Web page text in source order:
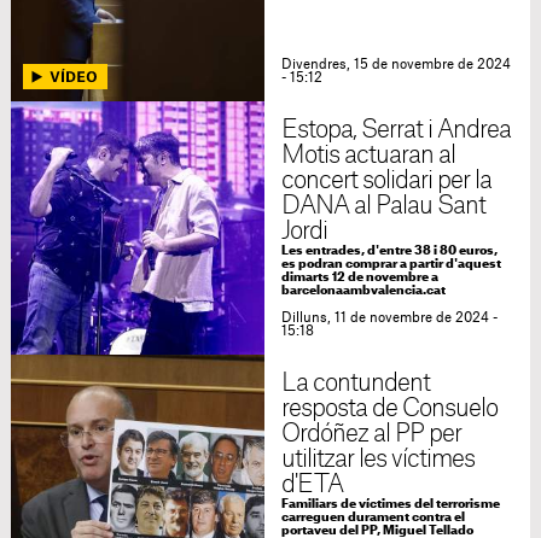
Divendres, 15 de novembre de 2024
- 15:12
Estopa, Serrat i Andrea
Motis actuaran al
concert solidari per la
DANA al Palau Sant
Jordi
Les entrades, d'entre 38 i 80 euros,
es podran comprar a partir d'aquest
dimarts 12 de novembre a
barcelonaambvalencia.cat
Dilluns, 11 de novembre de 2024 -
15:18
La contundent
resposta de Consuelo
Ordóñez al PP per
utilitzar les víctimes
d'ETA
Familiars de víctimes del terrorisme
carreguen durament contra el
portaveu del PP, Miguel Tellado